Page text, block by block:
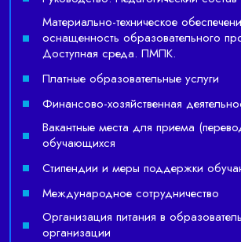
Материально-техническое
оснащенность образовательного
Доступная среда. ПМПК.
Платные образовательные услуги
Финансово-хозяйственная
Вакантные места для приема
обучающихся
Стипендии и меры поддержки
Международное сотрудничество
Организация питания в
организации